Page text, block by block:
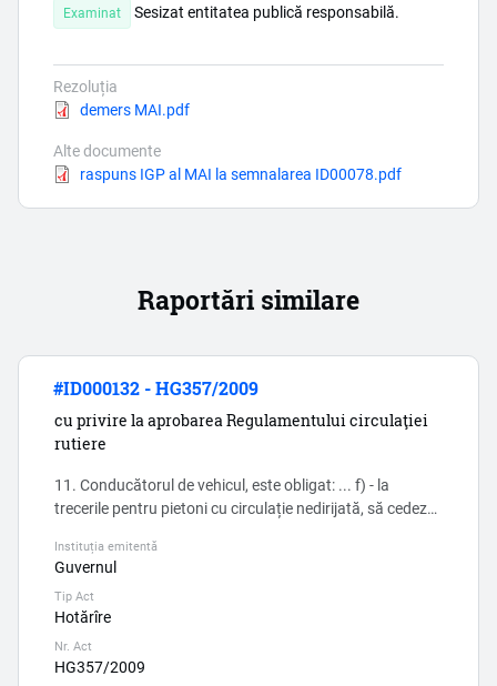
Examinat Sesizat entitatea publică responsabilă.
Rezoluția
Document
demers MAI.pdf
Alte documente
Document
raspuns IGP al MAI la semnalarea ID00078.pdf
Raportări similare
#ID000132 - HG357/2009
cu privire la aprobarea Regulamentului circulaţiei
rutiere
11. Conducătorul de vehicul, este obligat: ... f) - la
trecerile pentru pietoni cu circulație nedirijată, să cedeze
carosabile și intenționează să se angajeze în traversare,
precum și celor care traversează drumul pe partea
Instituția emitentă
Guvernul
Tip Act
Hotărîre
Nr. Act
HG357/2009